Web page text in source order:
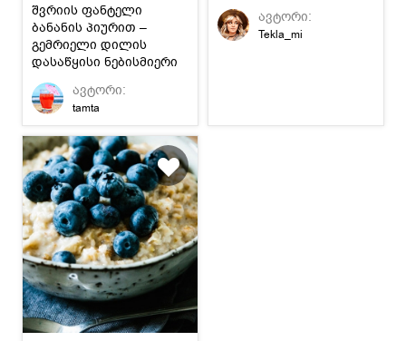
შვრიის ფანტელი
ბანანის პიურით –
გემრიელი დილის
დასაწყისი ნებისმიერი
ასაკის
მსურველთათვის.
ავტორი:
tamta
ავტორი:
Tekla_mi